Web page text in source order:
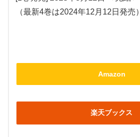
（最新4巻は2024年12月12日発売）
Amazon
楽天ブックス